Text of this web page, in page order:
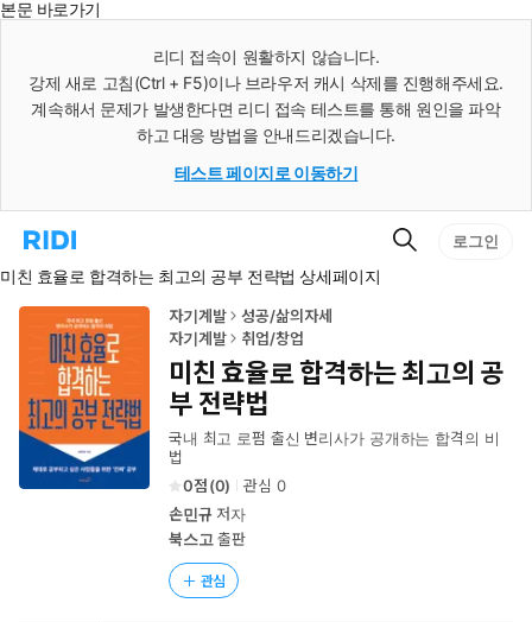
본문 바로가기
리디 접속이 원활하지 않습니다.
강제 새로 고침(Ctrl + F5)이나 브라우저 캐시 삭제를 진행해주세요.
계속해서 문제가 발생한다면 리디 접속 테스트를 통해 원인을 파악
하고 대응 방법을 안내드리겠습니다.
테스트 페이지로 이동하기
리
홈
로
검
로그인
미친 효율로 합격하는 최고의 공부 전략법 상세페이지
자기계발
성공/삶의자세
자기계발
취업/창업
미친 효율로 합격하는 최고의 공
부 전략법
국내 최고 로펌 출신 변리사가 공개하는 합격의 비
법
0
(0) 관심 0
손민규저자
북스고 출판
관심